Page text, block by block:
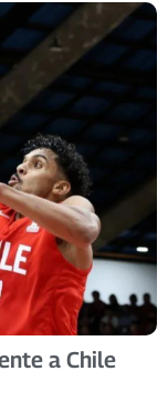
a Chile